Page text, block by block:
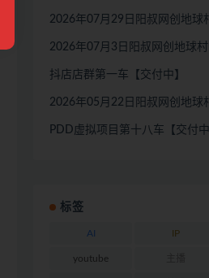
2026年07月29日阳叔网创地球
2026年07月3日阳叔网创地球
抖店店群第一车【交付中】
2026年05月22日阳叔网创地球
PDD虚拟项目第十八车【交付中
标签
AI IP
youtube